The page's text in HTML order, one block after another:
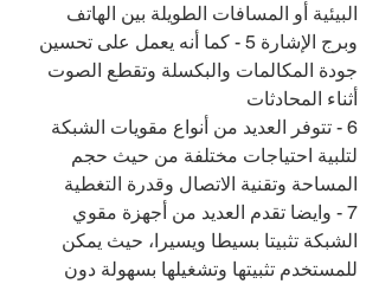
البيئية أو المسافات الطويلة بين الهاتف
وبرج الإشارة 5 - كما أنه يعمل على تحسين
جودة المكالمات والبكسلة وتقطع الصوت
أثناء المحادثات
6 - تتوفر العديد من أنواع مقويات الشبكة
لتلبية احتياجات مختلفة من حيث حجم
المساحة وتقنية الاتصال وقدرة التغطية
7 - وايضا تقدم العديد من أجهزة مقوي
الشبكة تثبيتا بسيطا ويسيرا، حيث يمكن
للمستخدم تثبيتها وتشغيلها بسهولة دون